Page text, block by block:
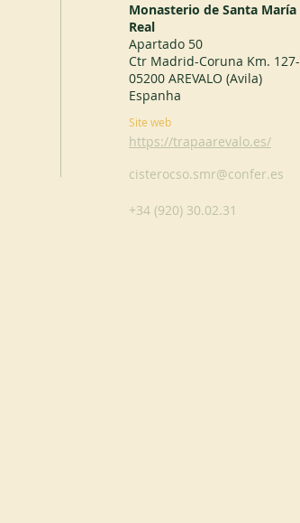
Monasterio de Santa María
Real
Apartado 50
Ctr Madrid-Coruna Km.
05200 AREVALO (Avila)
Espanha
Site web
https://trapaarevalo.es/
cisterocso.smr@confer.es
+34 (920) 30.02.31